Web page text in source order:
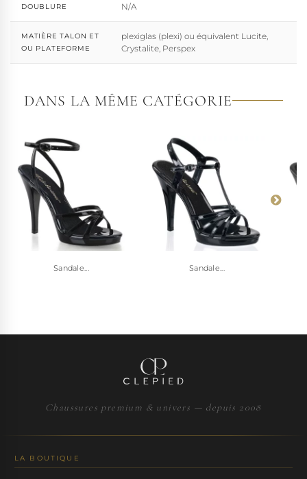
DOUBLURE N/A
MATIÈRE TALON ET
OU PLATEFORME
plexiglas (plexi) ou équivalent Lucite,
Crystalite, Perspex
DANS LA MÊME CATÉGORIE
Sandale... Sandale...
Chaussures premium & univers — depuis 2008
LA BOUTIQUE